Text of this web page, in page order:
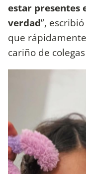
estar presentes
verdad”,
que
cariño de